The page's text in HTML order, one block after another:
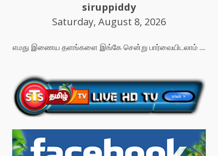
siruppiddy
Saturday, August 8, 2026
எமது இணைய தளங்களை இங்கே சென்று பார்வையிடலாம் ....